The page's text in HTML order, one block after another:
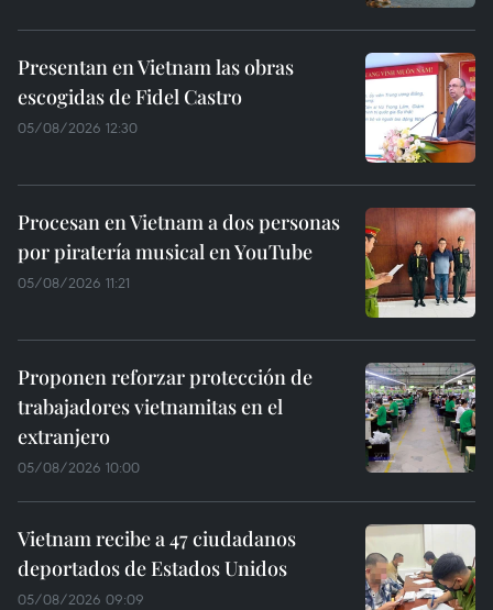
Presentan en Vietnam las obras
escogidas de Fidel Castro
05/08/2026 12:30
Procesan en Vietnam a dos personas
por piratería musical en YouTube
05/08/2026 11:21
Proponen reforzar protección de
trabajadores vietnamitas en el
extranjero
05/08/2026 10:00
Vietnam recibe a 47 ciudadanos
deportados de Estados Unidos
05/08/2026 09:09